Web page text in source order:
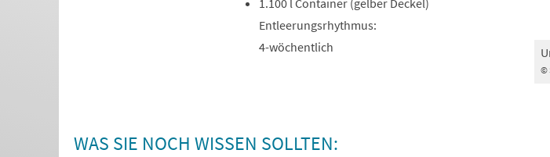
©
Entleerungsrhythmus:
4-wöchentlich
WAS SIE NOCH WISSEN SOLLTEN: